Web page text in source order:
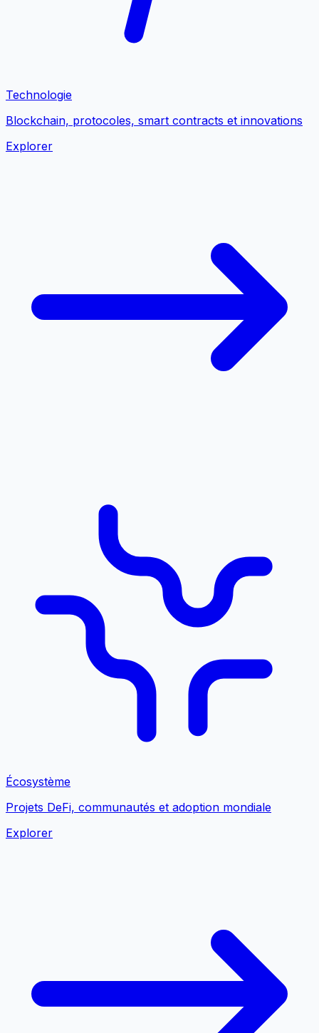
Technologie
Blockchain, protocoles, smart contracts et innovations
Explorer
Écosystème
Projets DeFi, communautés et adoption mondiale
Explorer